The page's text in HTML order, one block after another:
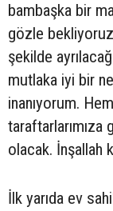
bambaşka bir
gözle
şekilde
mutlaka iyi bir
inanıyorum.
olacak. İnşallah
İlk yarıda ev